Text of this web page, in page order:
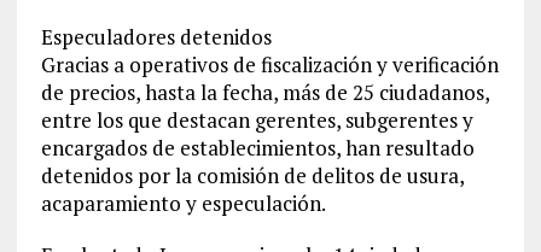
Especuladores detenidos
Gracias a operativos de fiscalización y verificación
de precios, hasta la fecha, más de 25 ciudadanos,
entre los que destacan gerentes, subgerentes y
encargados de establecimientos, han resultado
detenidos por la comisión de delitos de usura,
acaparamiento y especulación.